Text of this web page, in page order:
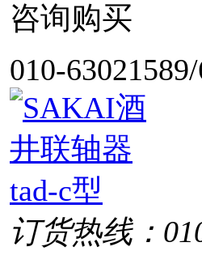
咨询购买
010-
订货热线：